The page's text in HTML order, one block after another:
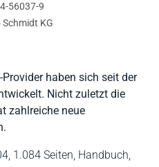
haben sich seit der
Nicht zuletzt die
zahlreiche neue
1.084 Seiten, Handbuch,
56037-9
KG